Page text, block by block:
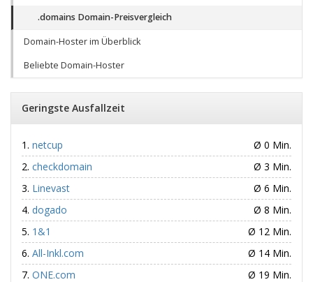
.domains Domain-Preisvergleich
Domain-Hoster im Überblick
Beliebte Domain-Hoster
Geringste Ausfallzeit
netcup
Ø 0 Min.
checkdomain
Ø 3 Min.
Linevast
Ø 6 Min.
dogado
Ø 8 Min.
1&1
Ø 12 Min.
All-Inkl.com
Ø 14 Min.
ONE.com
Ø 19 Min.